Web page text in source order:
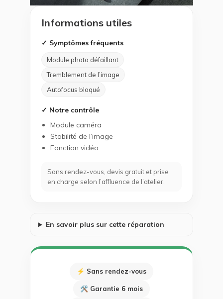
Informations utiles
✓ Symptômes fréquents
Module photo défaillant
Tremblement de l’image
Autofocus bloqué
✓ Notre contrôle
Module caméra
Stabilité de l’image
Fonction vidéo
Sans rendez-vous, devis gratuit et prise
en charge selon l’affluence de l’atelier.
En savoir plus sur cette réparation
⚡ Sans rendez-vous
🛠 Garantie 6 mois